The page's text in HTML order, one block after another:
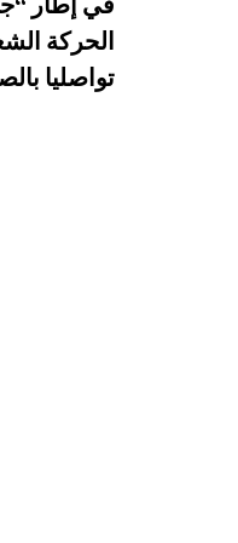
الحركة
تواصليا